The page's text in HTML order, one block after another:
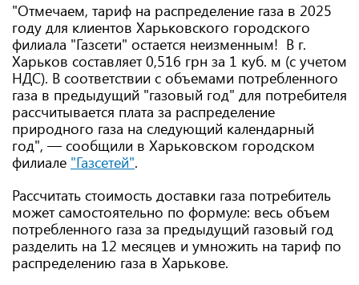
"Отмечаем, тариф на распределение газа в 2025
году для клиентов Харьковского городского
филиала "Газсети" остается неизменным! В г.
Харьков составляет 0,516 грн за 1 куб. м (с учетом
НДС). В соответствии с объемами потребленного
газа в предыдущий "газовый год" для потребителя
рассчитывается плата за распределение
природного газа на следующий календарный
год", — сообщили в Харьковском городском
филиале "Газсетей".
Рассчитать стоимость доставки газа потребитель
может самостоятельно по формуле: весь объем
потребленного газа за предыдущий газовый год
разделить на 12 месяцев и умножить на тариф по
распределению газа в Харькове.